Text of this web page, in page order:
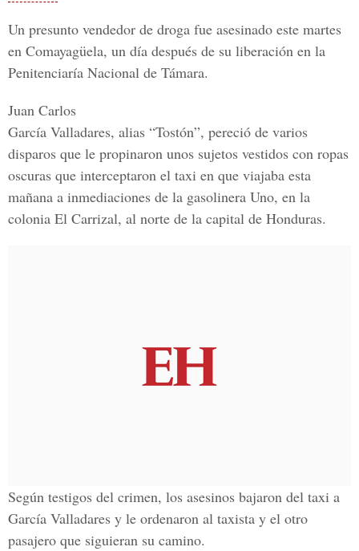
Un presunto vendedor de droga fue asesinado este martes
en Comayagüela, un día después de su liberación en la
Penitenciaría Nacional de Támara.
Juan Carlos
García Valladares, alias “Tostón”, pereció de varios
disparos que le propinaron unos sujetos vestidos con ropas
oscuras que interceptaron el taxi en que viajaba esta
mañana a inmediaciones de la gasolinera Uno, en la
colonia El Carrizal, al norte de la capital de Honduras.
Según testigos del crimen, los asesinos bajaron del taxi a
García Valladares y le ordenaron al taxista y el otro
pasajero que siguieran su camino.